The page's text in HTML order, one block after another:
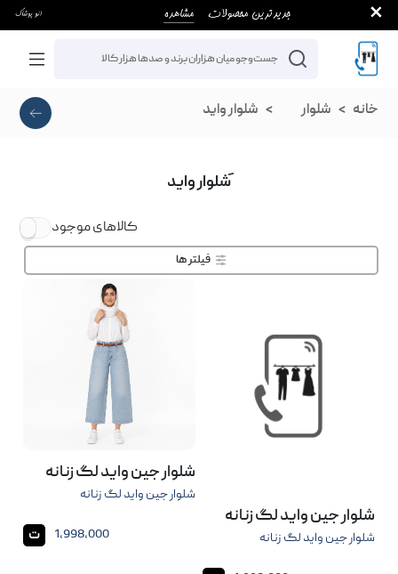
خانه شلوار شلوار واید
َشلوار واید
کالاهای موجود
فیلتر ها
شلوار جین واید لگ زنانه
شلوار جین واید لگ زنانه
شلوار جین واید لگ زنانه
شلوار جین واید لگ زنانه
1,998,000 ت